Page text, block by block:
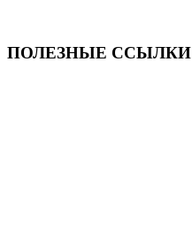
ПОЛЕЗНЫЕ ССЫЛКИ